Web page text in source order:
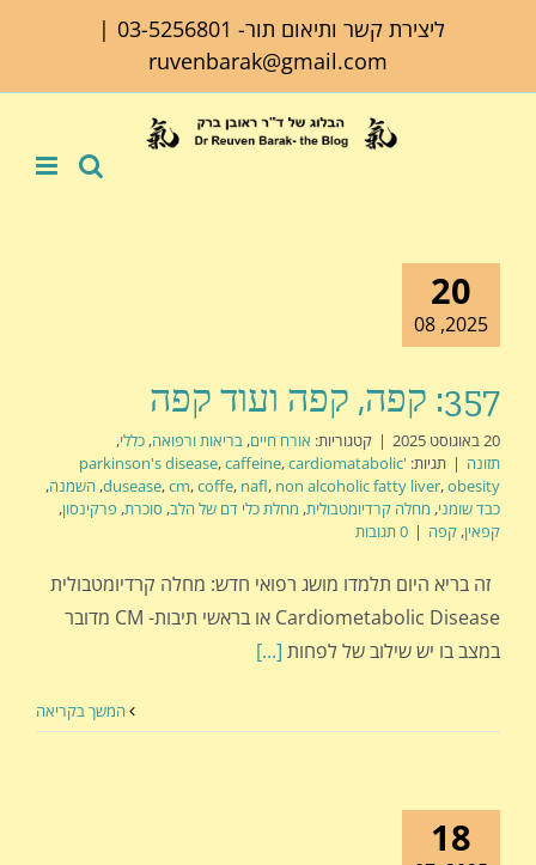
ליצירת קשר ותיאום תור- 03-5256801
|
ruvenbarak@gmail.com
20
2025, 08
357: קפה, קפה ועוד קפה
20 באוגוסט 2025 | קטגוריות: אורח חיים, בריאות ורפואה, כללי,
תזונה | תגיות: 'parkinson's disease
,caffeine,cardiomatabolic
dusease,cm,coffe, nafl, non alcoholic fatty liver,obesity
, השמנה,
כבד שומני, מחלה קרדיומטבולית, מחלת כלי דם של הלב, סוכרת, פרקינסון,
קפאין, קפה | 0 תגובות
זה בריא היום תלמדו מושג רפואי חדש: מחלה קרדיומטבולית
Cardiometabolic Disease או בראשי תיבות- CM מדובר
במצב בו יש שילוב של לפחות [...]
המשך בקריאה
18